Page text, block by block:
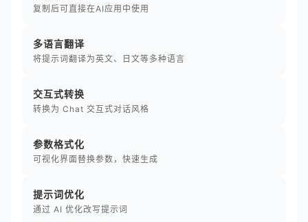
复制后可直接在AI应用中使用
多语言翻译
将提示词翻译为英文、日文等多种语言
交互式转换
转换为 Chat 交互式对话风格
参数格式化
可视化界面替换参数，快速生成
提示词优化
通过 AI 优化改写提示词